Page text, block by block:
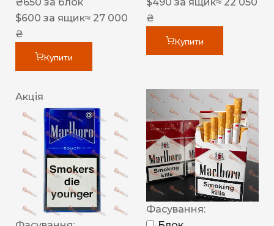
₴650 за блок
$600 за ящик≈ 27 000
₴
Купити
$490 за ящик≈ 22 050
₴
Купити
Акція
Фасування: